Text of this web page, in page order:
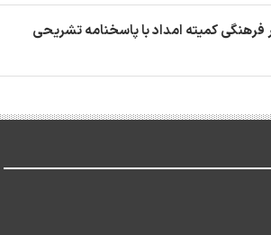
کمیته امداد با پاسخنامه تشریحی